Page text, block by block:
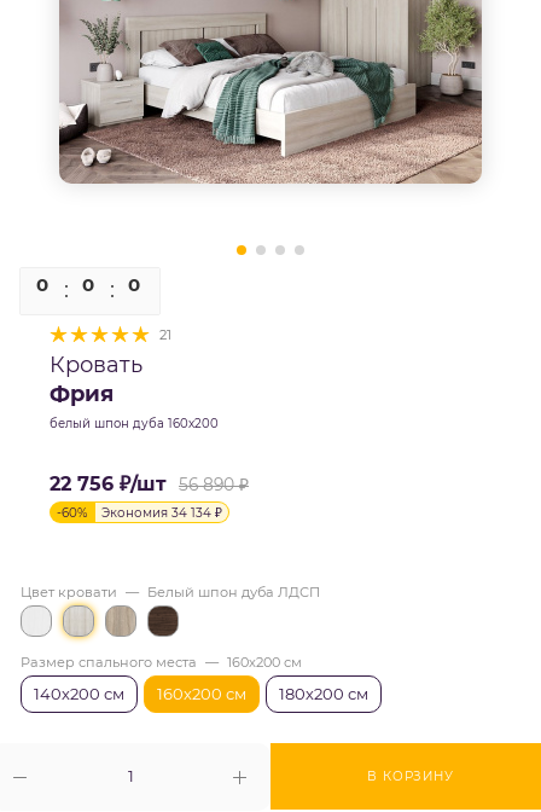
0 0 0
21
Кровать
Фрия
белый шпон дуба 160х200
22 756 ₽/шт 56 890₽
-60% Экономия 34 134 ₽
В КОРЗИНУ
Цвет кровати — Белый шпон дуба ЛДСП
Размер спального места — 160х200 см
140х200 см 160х200 см 180х200 см